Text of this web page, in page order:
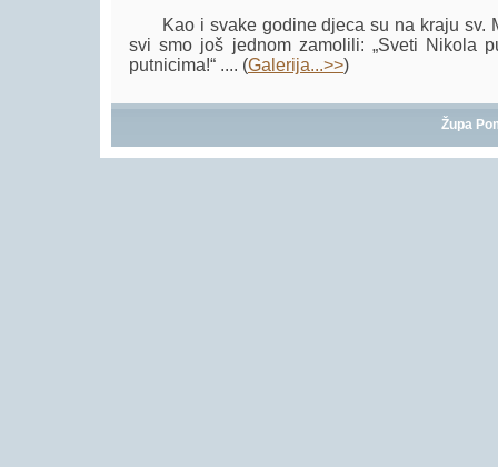
Kao i svake godine djeca su na kraju sv.
svi smo još jednom zamolili: „Sveti Nikola
putnicima!“ .... (Galerija...>>)
Župa